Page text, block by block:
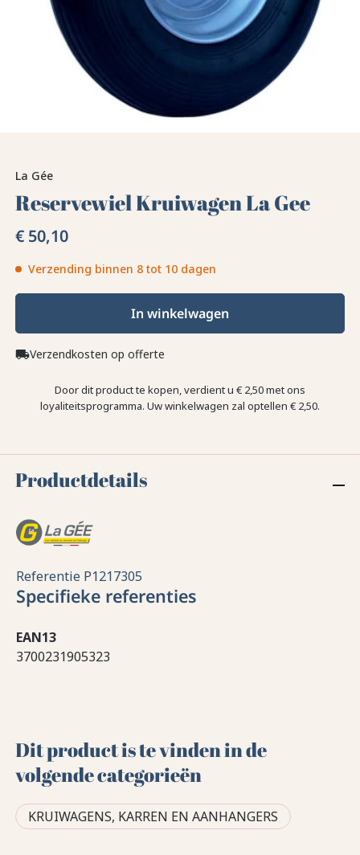
La Gée
Reservewiel Kruiwagen La Gee
€ 50,10
Verzending binnen 8 tot 10 dagen
In winkelwagen
local_shippingVerzendkosten op offerte
Door dit product te kopen, verdient u € 2,50met ons
loyaliteitsprogramma. Uw winkelwagen zal optellen € 2,50.
Productdetails
Referentie P1217305
Specifieke referenties
EAN13
3700231905323
Dit product is te vinden in de
volgende categorieën
KRUIWAGENS, KARREN EN AANHANGERS